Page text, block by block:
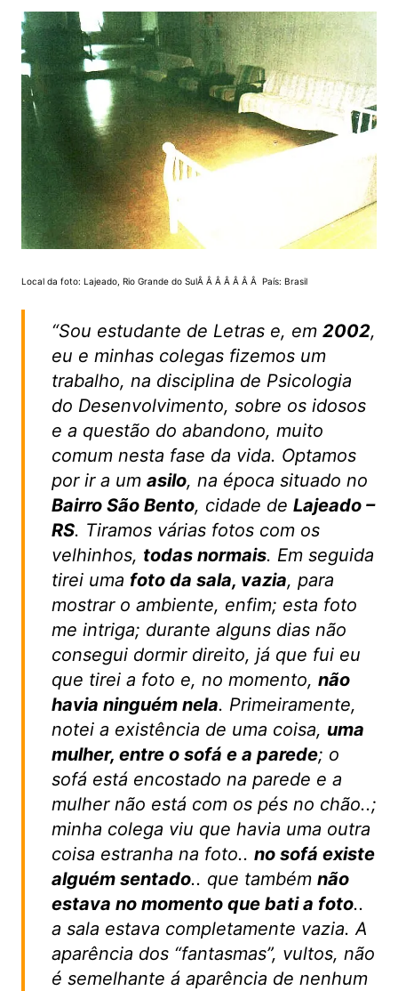
Local da foto: Lajeado, Rio Grande do SulÂ Â Â Â Â Â Â País: Brasil
“Sou estudante de Letras e, em 2002,
eu e minhas colegas fizemos um
trabalho, na disciplina de Psicologia
do Desenvolvimento, sobre os idosos
e a questão do abandono, muito
comum nesta fase da vida. Optamos
por ir a um asilo, na época situado no
Bairro São Bento, cidade de Lajeado –
RS. Tiramos várias fotos com os
velhinhos, todas normais. Em seguida
tirei uma foto da sala, vazia, para
mostrar o ambiente, enfim; esta foto
me intriga; durante alguns dias não
consegui dormir direito, já que fui eu
que tirei a foto e, no momento, não
havia ninguém nela. Primeiramente,
notei a existência de uma coisa, uma
mulher, entre o sofá e a parede; o
sofá está encostado na parede e a
mulher não está com os pés no chão..;
minha colega viu que havia uma outra
coisa estranha na foto.. no sofá existe
alguém sentado.. que também não
estava no momento que bati a foto..
a sala estava completamente vazia. A
aparência dos “fantasmas”, vultos, não
é semelhante á aparência de nenhum